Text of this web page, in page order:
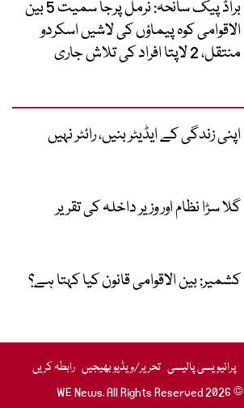
براڈ پیک سانحہ: نرمل پرجا سمیت 5 بین
الاقوامی کوہ پیماؤں کی لاشیں اسکردو
منتقل، 2 لاپتا افراد کی تلاش جاری
اپنی زندگی کے ایڈیٹر بنیں، رائٹر نہیں
گلا سڑا نظام اور وزیر داخلہ کی تقریر
کشمیر: بین الاقوامی قانون کیا کہتا ہے؟
پرائیویسی پالیسی تحریر/ویڈیو بھیجیں رابطہ کریں
© 2026 WE News. All Rights Reserved